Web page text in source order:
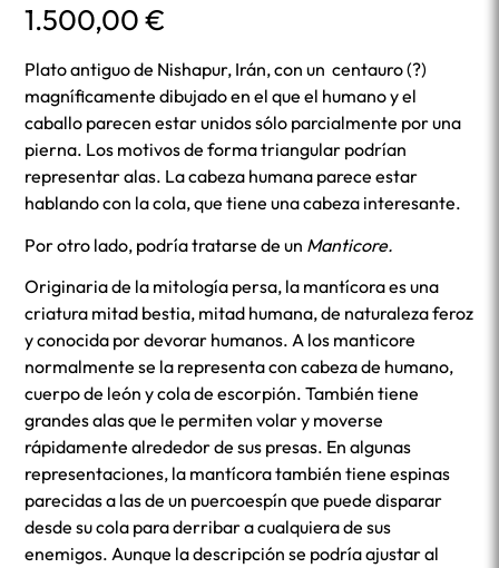
1.500,00€
Plato antiguo de Nishapur, Irán, con un centauro (?)
magníficamente dibujado en el que el humano y el
caballo parecen estar unidos sólo parcialmente por una
pierna. Los motivos de forma triangular podrían
representar alas. La cabeza humana parece estar
hablando con la cola, que tiene una cabeza interesante.
Por otro lado, podría tratarse de un Manticore.
Originaria de la mitología persa, la mantícora es una
criatura mitad bestia, mitad humana, de naturaleza feroz
y conocida por devorar humanos. A los manticore
normalmente se la representa con cabeza de humano,
cuerpo de león y cola de escorpión. También tiene
grandes alas que le permiten volar y moverse
rápidamente alrededor de sus presas. En algunas
representaciones, la mantícora también tiene espinas
parecidas a las de un puercoespín que puede disparar
desde su cola para derribar a cualquiera de sus
enemigos. Aunque la descripción se podría ajustar al